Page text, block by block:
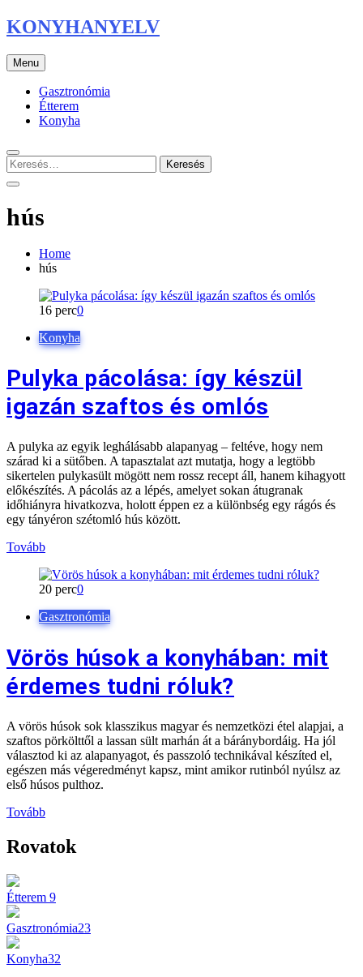
Skip
to
content
KONYHANYELV
Menu
Gasztronómia
Étterem
Konyha
Keresés:
hús
Home
hús
16 perc0
Konyha
Pulyka pácolása: így készül
igazán szaftos és omlós
A pulyka az egyik leghálásabb alapanyag – feltéve, hogy nem
szárad ki a sütőben. A tapasztalat azt mutatja, hogy a legtöbb
sikertelen pulykasült mögött nem rossz recept áll, hanem kihagyott
előkészítés. A pácolás az a lépés, amelyet sokan átugranak
időhiányra hivatkozva, holott éppen ez a különbség egy rágós és
egy tányéron szétomló hús között.
Tovább
20 perc0
Gasztronómia
Vörös húsok a konyhában: mit
érdemes tudni róluk?
A vörös húsok sok klasszikus magyar és nemzetközi étel alapjai, a
szaftos pörkölttől a lassan sült marhán át a báránybordáig. Ha jól
választod ki az alapanyagot, és passzoló technikával készíted el,
egészen más végeredményt kapsz, mint amikor rutinból nyúlsz az
első húsos pulthoz.
Tovább
Rovatok
Étterem 9
Gasztronómia23
Konyha32